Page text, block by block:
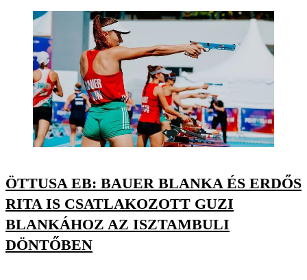
ÖTTUSA EB: BAUER BLANKA ÉS ERDŐS
RITA IS CSATLAKOZOTT GUZI
BLANKÁHOZ AZ ISZTAMBULI
DÖNTŐBEN